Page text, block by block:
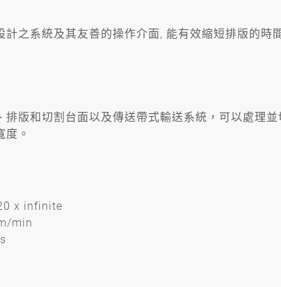
計之系統及其友善的操作介面, 能有效縮短排版的時
排版和切割台面以及傳送帶式輸送系統，可以處理
度。
x infinite
min